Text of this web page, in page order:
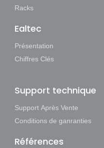
Racks
Ealtec
Présentation
Chiffres Clés
Support technique
Support Après Vente
Conditions de ganranties
Références